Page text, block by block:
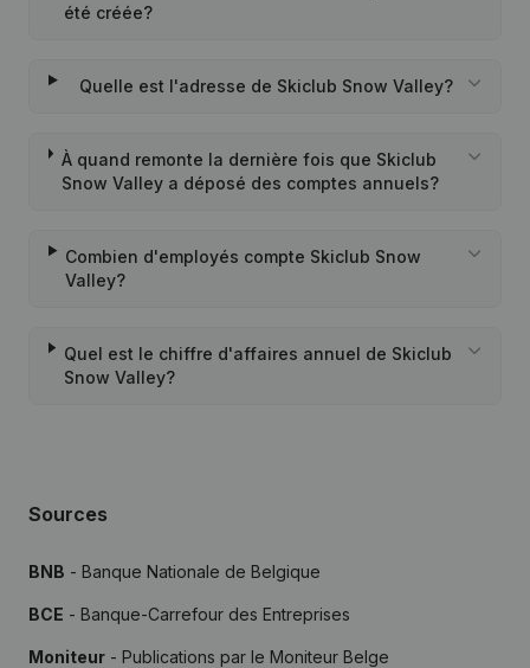
été créée?
Quelle est l'adresse de Skiclub Snow Valley?
À quand remonte la dernière fois que Skiclub
Snow Valley a déposé des comptes annuels?
Combien d'employés compte Skiclub Snow
Valley?
Quel est le chiffre d'affaires annuel de Skiclub
Snow Valley?
Sources
BNB - Banque Nationale de Belgique
BCE - Banque-Carrefour des Entreprises
Moniteur - Publications par le Moniteur Belge